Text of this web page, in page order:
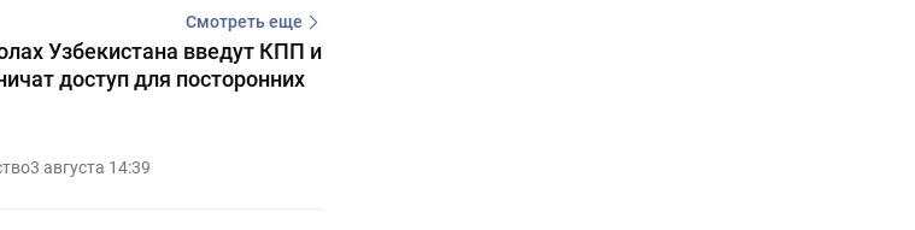
Смотреть еще
Узбекистана введут КПП и
доступ для посторонних
3 августа 14:39